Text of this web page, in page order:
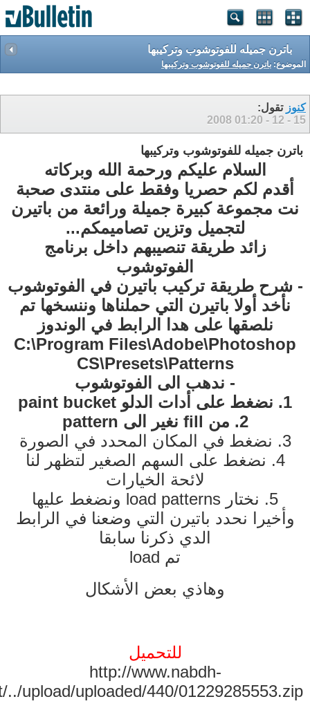
باترن جميله للفوتوشوب وتركيبها
الموضوع: باترن جميله للفوتوشوب وتركيبها
كنوز تقول:
15 - 12 - 2008
01:20
باترن جميله للفوتوشوب وتركيبها
السلام عليكم ورحمة الله وبركاته
أقدم لكم حصريا وفقط على منتدى صحبة
نت مجموعة كبيرة جميلة ورائعة من باتيرن
لتجميل وتزين تصاميمكم...
زائد طريقة تنصيبهم داخل برنامج
الفوتوشوب
- شرح طريقة تركيب باتيرن في الفوتوشوب
نأخد أولا باتيرن التي حملناها وننسخها تم
نلصقها على هدا الرابط في الوندوز
C:\Program Files\Adobe\Photoshop
CS\Presets\Patterns
- ندهب الى الفوتوشوب
1. نضغط على أدات الدلو paint bucket
2. من fill نغير الى pattern
3. نضغط في المكان المحدد في الصورة
4. نضغط على السهم الصغير لتظهر لنا
لائحة الخيارات
5. نختار load patterns ونضغط عليها
وأخيرا نحدد باتيرن التي وضعنا في الرابط
الدي ذكرنا سابقا
تم load
وهاذي بعض الأشكال
للتحميل
http://www.nabdh-
../upload/uploaded/440/01229285553.zip